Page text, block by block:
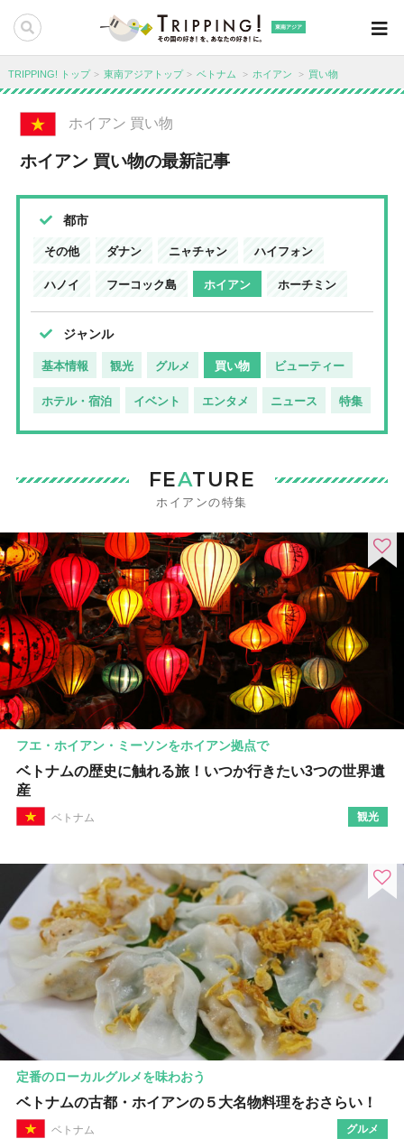
東南アジア
TRIPPING! トップ 東南アジアトップ ベトナム ホイアン 買い物
ホイアン 買い物
ホイアン 買い物の最新記事
都市
その他 ダナン ニャチャン ハイフォン
ハノイ フーコック島 ホイアン ホーチミン
ジャンル
基本情報 観光 グルメ 買い物 ビューティー
ホテル・宿泊 イベント エンタメ ニュース 特集
FEATURE
ホイアンの特集
フエ・ホイアン・ミーソンをホイアン拠点で
ベトナムの歴史に触れる旅！いつか行きたい3つの世界遺
産
ベトナム 観光
定番のローカルグルメを味わおう
ベトナムの古都・ホイアンの５大名物料理をおさらい！
ベトナム グルメ